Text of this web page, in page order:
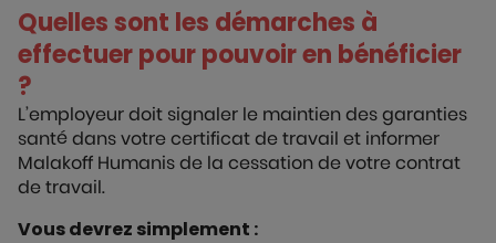
Quelles sont les démarches à
effectuer pour pouvoir en bénéficier
?
L’employeur doit signaler le maintien des garanties
santé dans votre certificat de travail et informer
Malakoff Humanis de la cessation de votre contrat
de travail.
Vous devrez simplement :